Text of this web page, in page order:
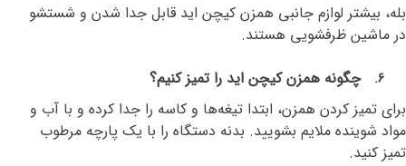
بله، بیشتر لوازم جانبی همزن کیچن اید قابل جدا شدن و شستشو
در ماشین ظرفشویی هستند.
6.
چگونه همزن کیچن اید را تمیز کنیم؟
برای تمیز کردن همزن، ابتدا تیغه‌ها و کاسه را جدا کرده و با آب و
مواد شوینده ملایم بشویید. بدنه دستگاه را با یک پارچه مرطوب
تمیز کنید.